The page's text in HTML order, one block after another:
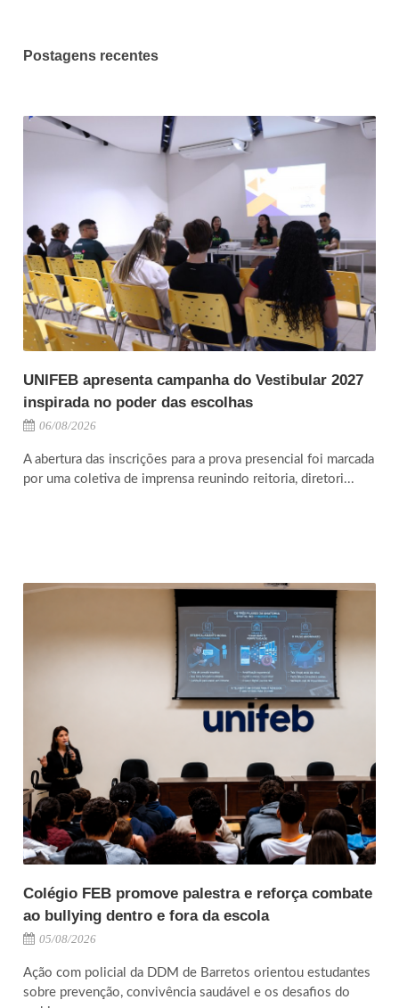
Postagens recentes
UNIFEB apresenta campanha do Vestibular 2027
inspirada no poder das escolhas
06/08/2026
A abertura das inscrições para a prova presencial foi marcada
por uma coletiva de imprensa reunindo reitoria, diretori...
Colégio FEB promove palestra e reforça combate
ao bullying dentro e fora da escola
05/08/2026
Ação com policial da DDM de Barretos orientou estudantes
sobre prevenção, convivência saudável e os desafios do